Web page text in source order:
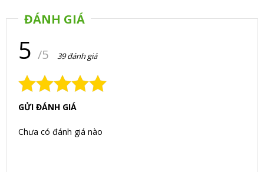
ĐÁNH GIÁ
5 /5 39 đánh giá
GỬI ĐÁNH GIÁ
Chưa có đánh giá nào